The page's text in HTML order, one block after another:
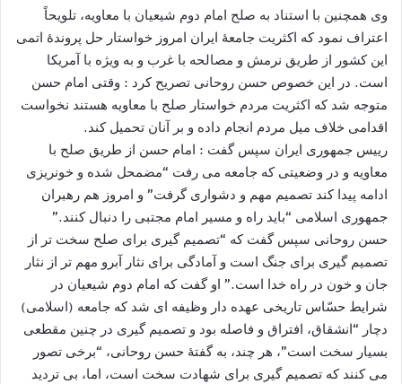
وی همچنین با استناد به صلح امام دوم شیعیان با معاویه، تلویحاً
اعتراف نمود که اکثریت جامعۀ ایران امروز خواستار حل پروندۀ اتمی
این کشور از طریق نرمش و مصالحه با غرب و به ویژه با آمریکا
است. در این خصوص حسن روحانی تصریح کرد : وقتی امام حسن
متوجه شد که اکثریت مردم خواستار صلح با معاویه هستند نخواست
اقدامی خلاف میل مردم انجام داده و بر آنان تحمیل کند.
رییس جمهوری ایران سپس گفت : امام حسن از طریق صلح با
معاویه و در وضعیتی که جامعه می رفت “مضمحل شده و خونریزی
ادامه پیدا کند تصمیم مهم و دشواری گرفت” و امروز هم رهبران
جمهوری اسلامی “باید راه و مسیر امام مجتبی را دنبال کنند.”
حسن روحانی سپس گفت که “تصمیم گیری برای صلح سخت تر از
تصمیم گیری برای جنگ است و آمادگی برای نثار آبرو مهم تر از نثار
جان و خون در راه خدا است.” او گفت که امام دوم شیعیان در
شرایط حسّاس تاریخی عهده دار وظیفه ای شد که جامعه (اسلامی)
دچار “انشقاق، افتراق و فاصله بود و تصمیم گیری در چنین مقطعی
بسیار سخت است”، هر چند، به گفتۀ حسن روحانی، “برخی تصور
می کنند که تصمیم گیری برای شهادت سخت است، اما، بی تردید